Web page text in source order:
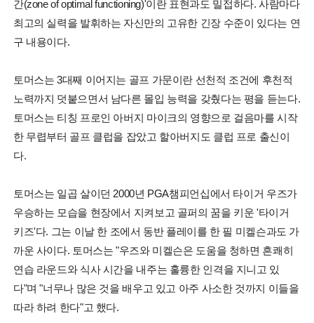
간(zone of optimal functioning)'이란 표현과도 밀접하다. 사람마다
최고의 실력을 발휘하는 자신만의 고유한 긴장 수준이 있다는 연
구 내용이다.
토머스는 3대째 이어지는 골프 가문이란 선천적 조건에 후천적
노력까지 덧붙으면서 남다른 몰입 능력을 갖췄다는 평을 듣는다.
토머스는 티칭 프로인 아버지 마이크의 영향으로 걸음마를 시작
한 무렵부터 골프 클럽을 잡았고 할아버지도 클럽 프로 출신이
다.
토머스는 일곱 살이던 2000년 PGA챔피언십에서 타이거 우즈가
우승하는 모습을 현장에서 지켜보고 골퍼의 꿈을 키운 '타이거
키즈'다. 그는 이날 한 조에서 동반 플레이를 한 필 미켈슨과도 가
까운 사이다. 토머스는 "우즈와 미켈슨은 도움을 청하면 흔쾌히
연습 라운드와 식사 시간을 내주는 훌륭한 인격을 지니고 있
다"며 "너무나 많은 것을 배우고 있고 아주 사소한 것까지 이들을
따라 하려 한다"고 했다.